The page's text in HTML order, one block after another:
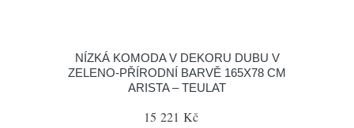
NÍZKÁ KOMODA V DEKORU DUBU V
ZELENO-PŘÍRODNÍ BARVĚ 165X78 CM
ARISTA – TEULAT
15 221 Kč